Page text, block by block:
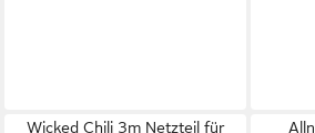
Wicked Chili 3m Netzteil für